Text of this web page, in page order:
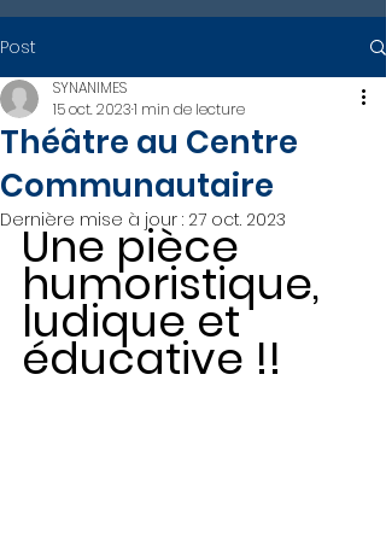
Post
Théâtre au Centre
Communautaire
SYNANIMES
15 oct. 20231 min de lecture
Dernière mise à jour : 27 oct. 2023
Une pièce
humoristique,
ludique et
éducative !!